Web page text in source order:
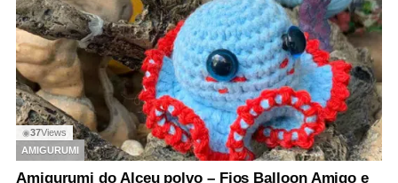
◉37Views
AMIGURUMI
Amigurumi do Alceu polvo – Fios Balloon Amigo e